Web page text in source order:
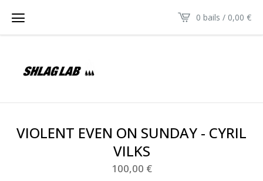
0 bails / 0,00 €
VIOLENT EVEN ON SUNDAY - CYRIL
VILKS
100,00 €